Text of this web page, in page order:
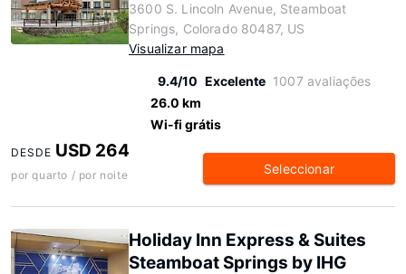
3600 S. Lincoln Avenue, Steamboat
Springs, Colorado 80487, US
Visualizar mapa
9.4/10 Excelente 1007 avaliações
26.0 km
Wi-fi grátis
DESDE USD 264
por quarto / por noite Seleccionar
Holiday Inn Express & Suites
Steamboat Springs by IHG